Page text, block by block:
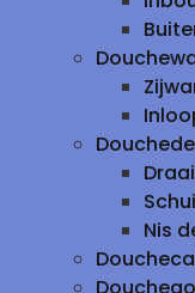
Nis